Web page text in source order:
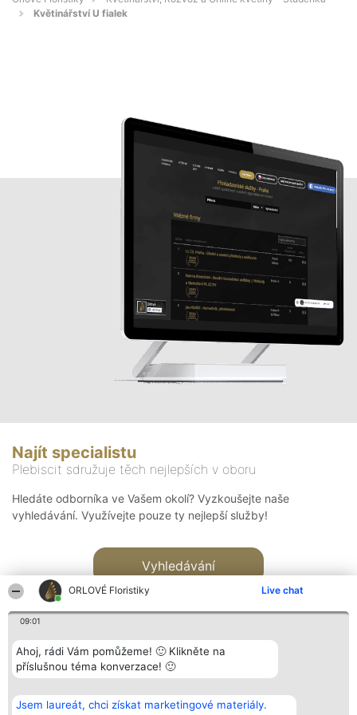
ORLOVÉ Floristiky Live chat
09:01
Ahoj, rádi Vám pomůžeme! 🙂 Klikněte na
příslušnou téma konverzace! 🙂
Jsem laureát, chci získat marketingové materiály.
Květinářství U fialek
Najít specialistu
Plebiscit sdružuje těch nejlepších v oboru
Hledáte odborníka ve Vašem okolí? Vyzkoušejte naše
vyhledávání. Využívejte pouze ty nejlepší služby!
Vyhledávání
Bright Side Solutions sp. z o.
o. sp. k.
Vítězové
Seznam všech
Kontakt